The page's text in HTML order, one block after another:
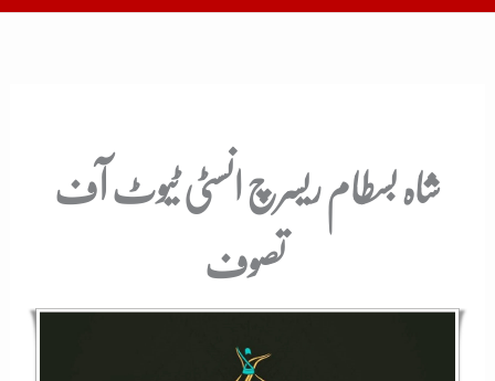
شاہ بسطام ریسرچ انسٹی ٹیوٹ آف